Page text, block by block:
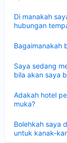
Di manakah
hubungan
Bagaimanakah
Saya sedang
bila akan saya
Adakah hotel
muka?
Bolehkah saya
untuk kanak-